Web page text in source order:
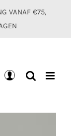
VANAF €75,